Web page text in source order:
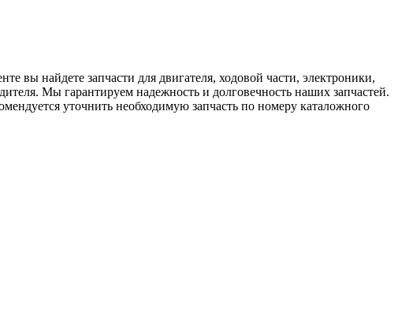
вы найдете запчасти для двигателя, ходовой части, электроники,
Мы гарантируем надежность и долговечность наших запчастей.
уточнить необходимую запчасть по номеру каталожного